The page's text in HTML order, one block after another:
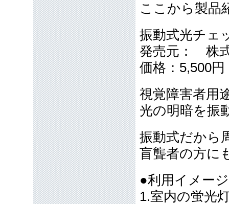
ここから製品
振動式光チェ
発売元： 株
価格：5,500
視覚障害者用
光の明暗を振
振動式だから
盲聾者の方に
●利用イメー
1.室内の蛍光